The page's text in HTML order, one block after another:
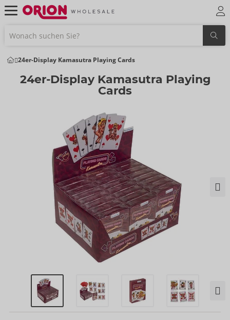
24er-Display Kamasutra Playing Cards
24er-Display Kamasutra Playing
Cards